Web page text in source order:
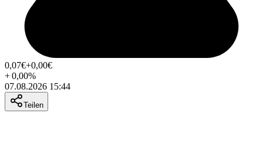
0,07€+0,00€
+0,00%
07.08.2026 15:44
Teilen